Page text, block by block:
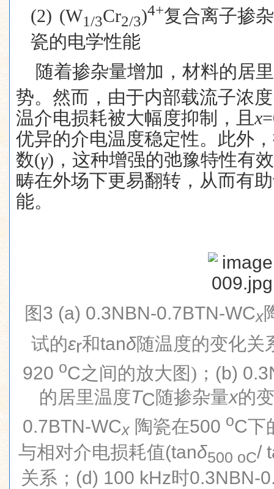
(2) (W1/3Cr2/3)4+复合离子掺杂
瓷的电学性能
随着掺杂量增加，材料的居
势。然而，由于内部载流子浓
温介电损耗被大幅度抑制，且x
优异的介电温度稳定性。此外
数(γ) ，这种增强的弛豫特性有
畴在外场下更易翻转，从而有
能。
图 3 (a) 0.3NBN-0.7BTN-WCx
试的ɛr和tanδ随温度的变化关
920 oC之间的放大图)； (b)
的居里温度TC随掺杂量x的
0.7BTN-WCx 陶瓷在500 oC下
与相对介电损耗值(tanδ500 oC/
关系； (d) 100 kHz时0.3NBN-